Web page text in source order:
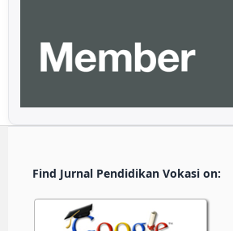
Find Jurnal Pendidikan Vokasi on: